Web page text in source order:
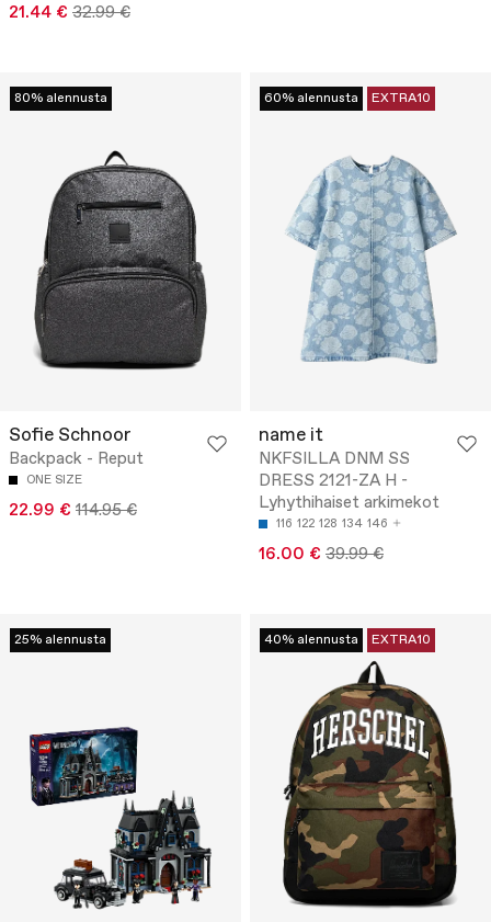
21.44 € 32.99 €
80% alennusta
Sofie Schnoor
Backpack - Reput
ONE SIZE
22.99 € 114.95 €
60% alennusta EXTRA10
name it
NKFSILLA DNM SS
DRESS 2121-ZA H -
Lyhythihaiset arkimekot
116 122 128 134 146
16.00 € 39.99 €
25% alennusta 40% alennusta EXTRA10